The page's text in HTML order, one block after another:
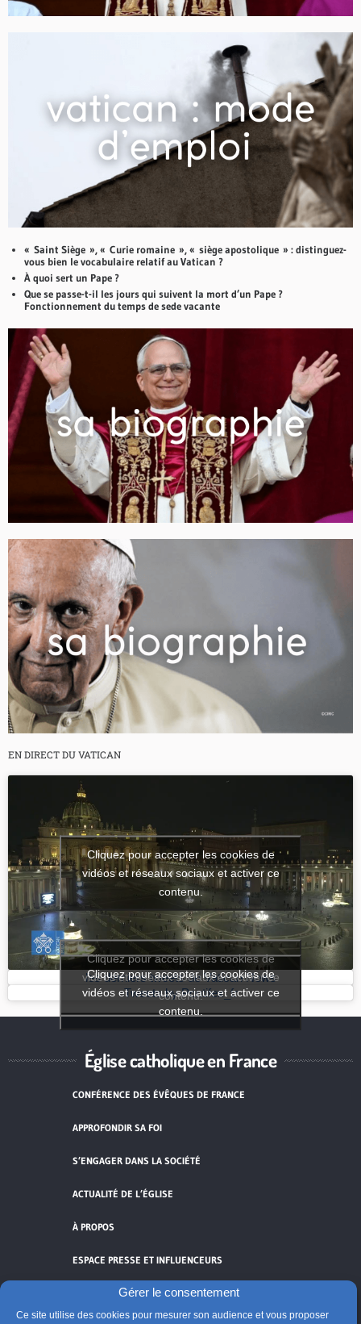
Gérer le consentement
Ce site utilise des cookies pour mesurer son audience et vous proposer
« Saint Siège », « Curie romaine », « siège apostolique » : distinguez-
vous bien le vocabulaire relatif au Vatican ?
À quoi sert un Pape ?
Que se passe-t-il les jours qui suivent la mort d’un Pape ?
Fonctionnement du temps de sede vacante
EN DIRECT DU VATICAN
Cliquez pour accepter les cookies de
vidéos et réseaux sociaux et activer ce
contenu.
les derniers tweets de Vatican News
Cliquez pour accepter les cookies de
vidéos et réseaux sociaux et activer ce
contenu.
Tweets by Pontifex_fr
Cliquez pour accepter les cookies de
vidéos et réseaux sociaux et activer ce
contenu.
Église catholique en France
CONFÉRENCE DES ÉVÊQUES DE FRANCE
APPROFONDIR SA FOI
S’ENGAGER DANS LA SOCIÉTÉ
ACTUALITÉ DE L’ÉGLISE
À PROPOS
ESPACE PRESSE ET INFLUENCEURS